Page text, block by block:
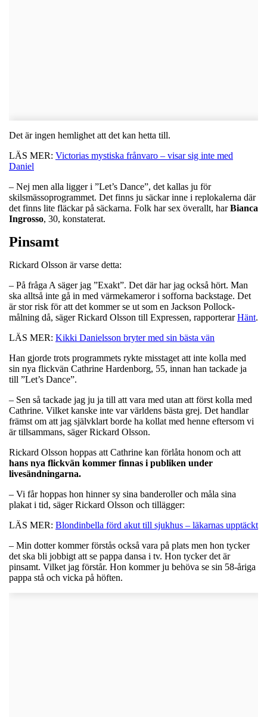
Det är ingen hemlighet att det kan hetta till.
LÄS MER: Victorias mystiska frånvaro – visar sig inte med
Daniel
– Nej men alla ligger i ”Let’s Dance”, det kallas ju för
skilsmässoprogrammet. Det finns ju säckar inne i replokalerna där
det finns lite fläckar på säckarna. Folk har sex överallt, harBianca
Ingrosso, 30, konstaterat.
Pinsamt
Rickard Olsson är varse detta:
– På fråga A säger jag ”Exakt”. Det där har jag också hört. Man
ska alltså inte gå in med värmekameror i sofforna backstage. Det
är stor risk för att det kommer se ut som en Jackson Pollock-
målning då, säger Rickard Olsson till Expressen, rapporterarHänt.
LÄS MER: Kikki Danielsson bryter med sin bästa vän
Han gjorde trots programmets rykte misstaget att inte kolla med
sin nya flickvän Cathrine Hardenborg, 55, innan han tackade ja
till ”Let’s Dance”.
– Sen så tackade jag ju ja till att vara med utan att först kolla med
Cathrine. Vilket kanske inte var världens bästa grej. Det handlar
främst om att jag självklart borde ha kollat med henne eftersom vi
är tillsammans, säger Rickard Olsson.
Rickard Olsson hoppas att Cathrine kan förlåta honom och att
hans nya flickvän kommer finnas i publiken under
livesändningarna.
– Vi får hoppas hon hinner sy sina banderoller och måla sina
plakat i tid, säger Rickard Olsson och tillägger:
LÄS MER: Blondinbella förd akut till sjukhus – läkarnas upptäckt
– Min dotter kommer förstås också vara på plats men hon tycker
det ska bli jobbigt att se pappa dansa i tv. Hon tycker det är
pinsamt. Vilket jag förstår. Hon kommer ju behöva se sin 58-åriga
pappa stå och vicka på höften.